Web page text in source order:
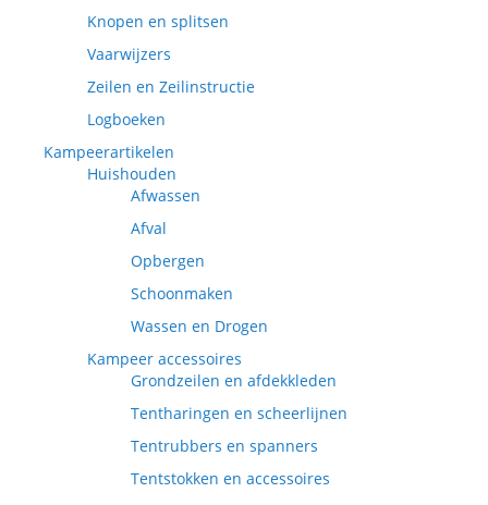
Knopen en splitsen
Vaarwijzers
Zeilen en Zeilinstructie
Logboeken
Kampeerartikelen
Huishouden
Afwassen
Afval
Opbergen
Schoonmaken
Wassen en Drogen
Kampeer accessoires
Grondzeilen en afdekkleden
Tentharingen en scheerlijnen
Tentrubbers en spanners
Tentstokken en accessoires